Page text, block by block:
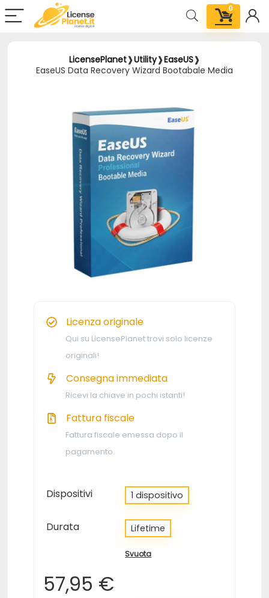
0
LicensePlanet❱Utility❱EaseUS❱
EaseUS Data Recovery Wizard Bootabale Media
Licenza originale
Qui su LicensePlanet trovi solo licenze
originali!
Consegna immediata
Ricevi la chiave in pochi istanti!
Fattura fiscale
Fattura fiscale emessa dopo il
pagamento.
Dispositivi 1 dispositivo
Durata Lifetime
Svuota
57,95 €